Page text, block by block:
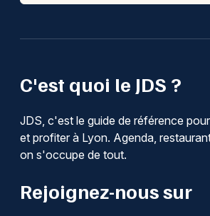
Recherche globale en Rhône-
Recherche globale en
Newsletter des sorties
C'est quoi le JDS ?
JDS, c'est le guide de référence
et profiter à Lyon. Agenda,
on s'occupe de tout.
Rejoignez-nous sur